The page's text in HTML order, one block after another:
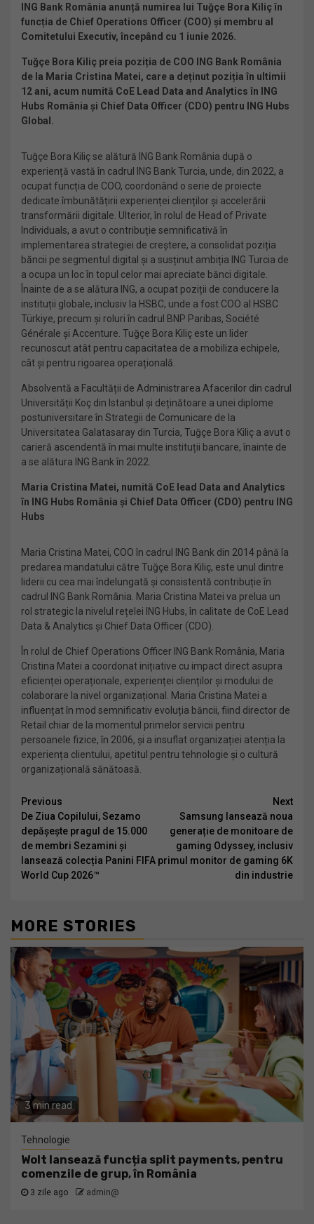
ING Bank România anunță numirea lui Tuğçe Bora Kiliç în
funcția de Chief Operations Officer (COO) și membru al
Comitetului Executiv, începând cu 1 iunie 2026.
Tuğçe Bora Kiliç preia poziția de COO ING Bank România
de la Maria Cristina Matei, care a deținut poziția în ultimii
12 ani, acum numită CoE Lead Data and Analytics în ING
Hubs România și Chief Data Officer (CDO) pentru ING Hubs
Global.
Tuğçe Bora Kiliç se alătură ING Bank România după o
experiență vastă în cadrul ING Bank Turcia, unde, din 2022, a
ocupat funcția de COO, coordonând o serie de proiecte
dedicate îmbunătățirii experienței clienților și accelerării
transformării digitale. Ulterior, în rolul de Head of Private
Individuals, a avut o contribuție semnificativă în
implementarea strategiei de creștere, a consolidat poziția
băncii pe segmentul digital și a susținut ambiția ING Turcia de
a ocupa un loc în topul celor mai apreciate bănci digitale.
Înainte de a se alătura ING, a ocupat poziții de conducere la
instituții globale, inclusiv la HSBC, unde a fost COO al HSBC
Türkiye, precum și roluri în cadrul BNP Paribas, Société
Générale și Accenture. Tuğçe Bora Kiliç este un lider
recunoscut atât pentru capacitatea de a mobiliza echipele,
cât și pentru rigoarea operațională.
Absolventă a Facultății de Administrarea Afacerilor din cadrul
Universității Koç din Istanbul și deținătoare a unei diplome
postuniversitare în Strategii de Comunicare de la
Universitatea Galatasaray din Turcia, Tuğçe Bora Kiliç a avut o
carieră ascendentă în mai multe instituții bancare, înainte de
a se alătura ING Bank în 2022.
Maria Cristina Matei, numită CoE lead Data and Analytics
în ING Hubs România și Chief Data Officer (CDO) pentru ING
Hubs
Maria Cristina Matei, COO în cadrul ING Bank din 2014 până la
predarea mandatului către Tuğçe Bora Kiliç, este unul dintre
liderii cu cea mai îndelungată și consistentă contribuție în
cadrul ING Bank România. Maria Cristina Matei va prelua un
rol strategic la nivelul rețelei ING Hubs, în calitate de CoE Lead
Data & Analytics și Chief Data Officer (CDO).
În rolul de Chief Operations Officer ING Bank România, Maria
Cristina Matei a coordonat inițiative cu impact direct asupra
eficienței operaționale, experienței clienților și modului de
colaborare la nivel organizațional. Maria Cristina Matei a
influențat în mod semnificativ evoluția băncii, fiind director de
Retail chiar de la momentul primelor servicii pentru
persoanele fizice, în 2006, și a insuflat organizației atenția la
experiența clientului, apetitul pentru tehnologie și o cultură
organizațională sănătoasă.
Continue
Reading
Previous
De Ziua Copilului, Sezamo
depășește pragul de 15.000
de membri Sezamini și
lansează colecția Panini FIFA
World Cup 2026™
Next
Samsung lansează noua
generație de monitoare de
gaming Odyssey, inclusiv
primul monitor de gaming 6K
din industrie
MORE STORIES
3 min read
Tehnologie
Wolt lansează funcția split payments, pentru
comenzile de grup, în România
3 zile ago admin@